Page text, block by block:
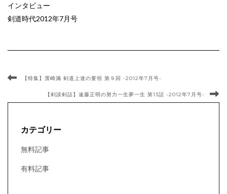
インタビュー
剣道時代2012年7月号
【特集】濱崎滿 剣道上達の要領 第９回 -2012年7月号-
【剣談剣話】遠藤正明の努力一生夢一生 第13話 -2012年7月号-
カテゴリー
無料記事
有料記事